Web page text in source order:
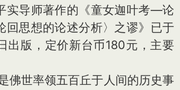
导师著作的《童女迦叶考—论
回思想的论述分析〉之谬》已于
出版，定价新台币180元，主要
世率领五百丘于人间的历史事